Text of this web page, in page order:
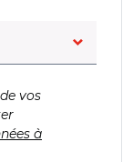
vos
à